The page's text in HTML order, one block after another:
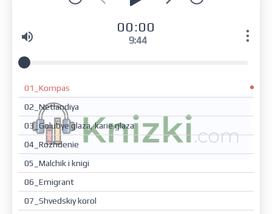
00:00
9:44
01_Kompas
02_Netlandiya
03_Golubye glaza, karie glaza
04_Rozhdenie
05_Malchik i knigi
06_Emigrant
07_Shvedskiy korol